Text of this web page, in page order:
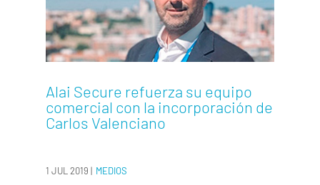
Alai Secure refuerza su equipo
comercial con la incorporación de
Carlos Valenciano
1 JUL 2019 | MEDIOS